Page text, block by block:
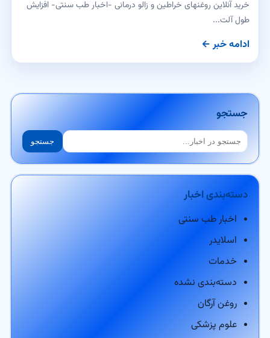
خرید آنلاین روغنهای خراطین و زالو درمانی -اخبار طب سنتی- افزایش
طول آلت...
ادامه خبر ←
جستجو
جستجو جستجو
دسته‌بندی اخبار
اخبار طب سنتی
اسلایدر
خدمات
دسته‌بندی نشده
روغن آرگان
علوم پزشکی